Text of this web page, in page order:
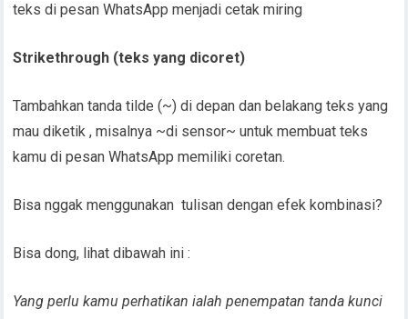
teks di pesan WhatsApp menjadi cetak miring
Strikethrough (teks yang dicoret)
Tambahkan tanda tilde (~) di depan dan belakang teks yang
mau diketik , misalnya ~di sensor~ untuk membuat teks
kamu di pesan WhatsApp memiliki coretan.
Bisa nggak menggunakan tulisan dengan efek kombinasi?
Bisa dong, lihat dibawah ini :
Yang perlu kamu perhatikan ialah penempatan tanda kunci